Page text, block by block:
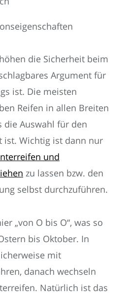
die Sicherheit beim
Argument für
ist. Die meisten
Reifen in allen Breiten
die Auswahl für den
ist. Wichtig ist dann nur
und
zu lassen bzw. den
selbst durchzuführen.
„von O bis O“, was so
bis Oktober. In
mit
danach wechseln
Natürlich ist das